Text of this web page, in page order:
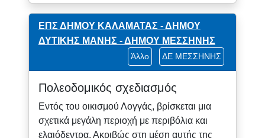
ΕΠΣ ΔΗΜΟΥ ΚΑΛΑΜΑΤΑΣ - ΔΗΜΟΥ
ΔΥΤΙΚΗΣ ΜΑΝΗΣ - ΔΗΜΟΥ ΜΕΣΣΗΝΗΣ
Άλλο ΔΕ ΜΕΣΣΗΝΗΣ
Πολεοδομικός σχεδιασμός
Εντός του οικισμού Λογγάς, βρίσκεται μια
σχετικά μεγάλη περιοχή με περιβόλια και
ελαιόδεντρα. Ακριβώς στη μέση αυτής της